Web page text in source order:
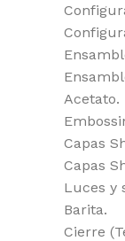
Acetato.
Capas
Capas
Luces y
Barita.
Cierre